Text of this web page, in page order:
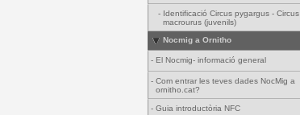
- Identificació Circus pygargus - Circus
macrourus (juvenils)
Nocmig a Ornitho
- El Nocmig- informació general
- Com entrar les teves dades NocMig a
ornitho.cat?
- Guia introductòria NFC